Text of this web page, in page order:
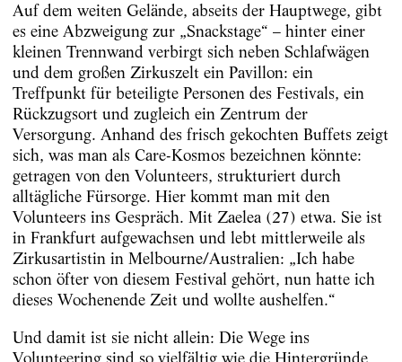
Auf dem weiten Gelände, abseits der Hauptwege, gibt
es eine Abzweigung zur „Snackstage“ – hinter einer
kleinen Trennwand verbirgt sich neben Schlafwägen
und dem großen Zirkuszelt ein Pavillon: ein
Treffpunkt für beteiligte Personen des Festivals, ein
Rückzugsort und zugleich ein Zentrum der
Versorgung. Anhand des frisch gekochten Buffets zeigt
sich, was man als Care-Kosmos bezeichnen könnte:
getragen von den Volunteers, strukturiert durch
alltägliche Fürsorge. Hier kommt man mit den
Volunteers ins Gespräch. Mit Zaelea (27) etwa. Sie ist
in Frankfurt aufgewachsen und lebt mittlerweile als
Zirkusartistin in Melbourne/Australien: „Ich habe
schon öfter von diesem Festival gehört, nun hatte ich
dieses Wochenende Zeit und wollte aushelfen.“
Und damit ist sie nicht allein: Die Wege ins
Volunteering sind so vielfältig wie die Hintergründe